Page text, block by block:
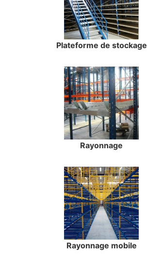
Plateforme de stockage
Rayonnage
Rayonnage mobile